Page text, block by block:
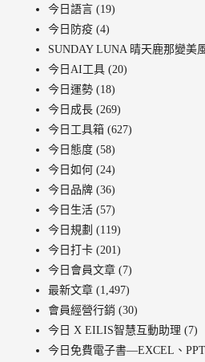
今日語言 (19)
今日防疫 (4)
SUNDAY LUNA 晴天鹿那變美
今日AI工具 (20)
今日運勢 (18)
今日成長 (269)
今日工具箱 (627)
今日態度 (58)
今日如何 (24)
今日品牌 (36)
今日生活 (57)
今日規劃 (119)
今日打卡 (201)
今日會員文章 (7)
最新文章 (1,497)
會員經營行銷 (30)
今日 X EILIS智慧互動助理 (7)
今日免費電子書—EXCEL、